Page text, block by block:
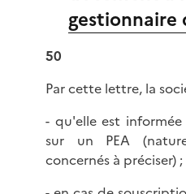
gestionnaire
50
Par cette lettre, la
- qu'elle est
sur un PEA
concernés à préciser) ;